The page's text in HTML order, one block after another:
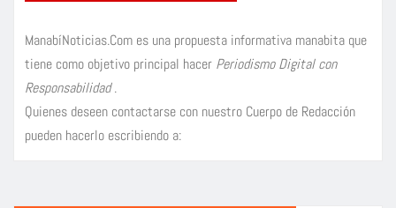
ManabíNoticias.Com es una propuesta informativa manabita que
tiene como objetivo principal hacer Periodismo Digital con
Responsabilidad.
Quienes deseen contactarse con nuestro Cuerpo de Redacción
pueden hacerlo escribiendo a: